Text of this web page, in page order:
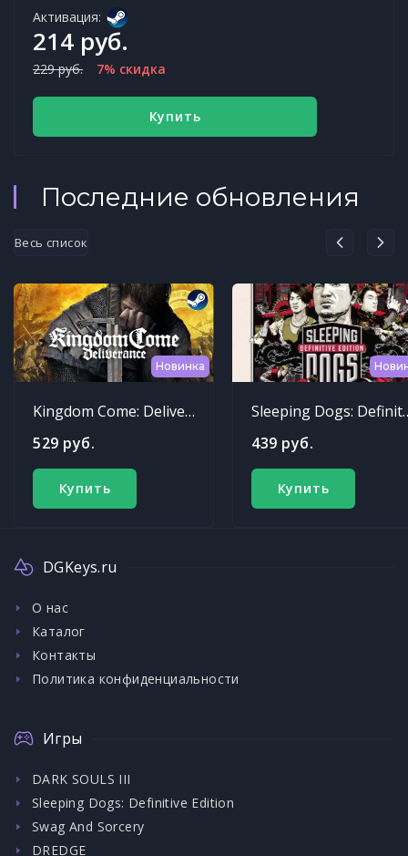
Активация:
214 руб.
229 руб. 7% скидка
Купить
Последние обновления
Весь список
Новинка
Kingdom Come: Deliverance
529 руб.
Купить
Sleeping
439 руб.
Купить
DGKeys.ru
О нас
Каталог
Контакты
Политика конфиденциальности
Игры
DARK SOULS III
Sleeping Dogs: Definitive Edition
Swag And Sorcery
DREDGE